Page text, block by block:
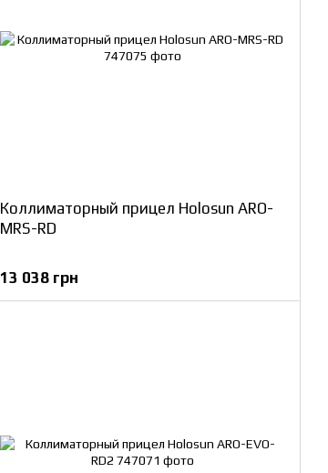
Коллиматорный прицел Holosun ARO-
MRS-RD
13 038 грн